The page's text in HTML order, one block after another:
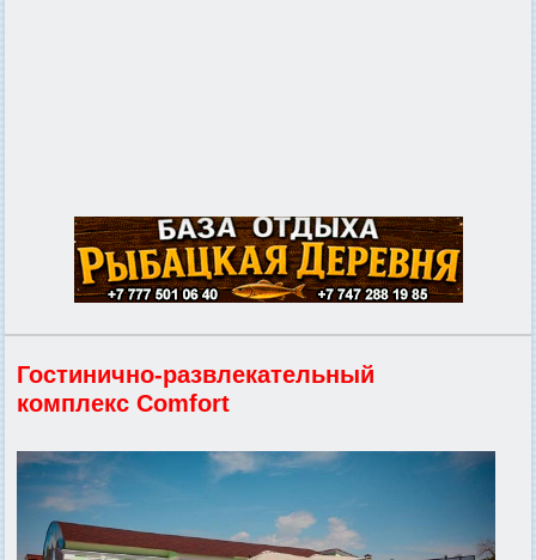
Гостинично-развлекательный
комплекс Comfort